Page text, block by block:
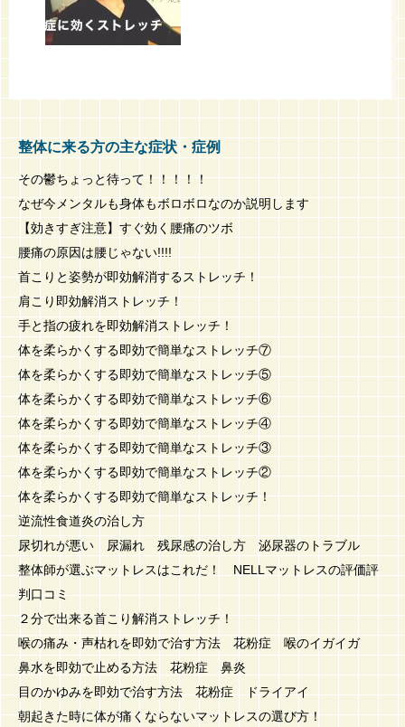
整体に来る方の主な症状・症例
その鬱ちょっと待って！！！！！
なぜ今メンタルも身体もボロボロなのか説明します
【効きすぎ注意】すぐ効く腰痛のツボ
腰痛の原因は腰じゃない!!!!
首こりと姿勢が即効解消するストレッチ！
肩こり即効解消ストレッチ！
手と指の疲れを即効解消ストレッチ！
体を柔らかくする即効で簡単なストレッチ⑦
体を柔らかくする即効で簡単なストレッチ⑤
体を柔らかくする即効で簡単なストレッチ⑥
体を柔らかくする即効で簡単なストレッチ④
体を柔らかくする即効で簡単なストレッチ③
体を柔らかくする即効で簡単なストレッチ②
体を柔らかくする即効で簡単なストレッチ！
逆流性食道炎の治し方
尿切れが悪い 尿漏れ 残尿感の治し方 泌尿器のトラブル
整体師が選ぶマットレスはこれだ！ NELLマットレスの評価評
判口コミ
２分で出来る首こり解消ストレッチ！
喉の痛み・声枯れを即効で治す方法 花粉症 喉のイガイガ
鼻水を即効で止める方法 花粉症 鼻炎
目のかゆみを即効で治す方法 花粉症 ドライアイ
朝起きた時に体が痛くならないマットレスの選び方！